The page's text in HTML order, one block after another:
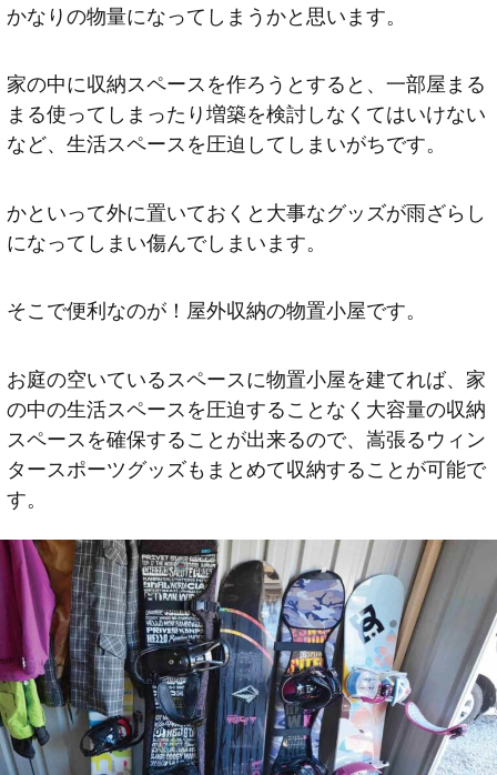
かなりの物量になってしまうかと思います。
家の中に収納スペースを作ろうとすると、一部屋まる
まる使ってしまったり増築を検討しなくてはいけない
など、生活スペースを圧迫してしまいがちです。
かといって外に置いておくと大事なグッズが雨ざらし
になってしまい傷んでしまいます。
そこで便利なのが！屋外収納の物置小屋です。
お庭の空いているスペースに物置小屋を建てれば、家
の中の生活スペースを圧迫することなく大容量の収納
スペースを確保することが出来るので、嵩張るウィン
タースポーツグッズもまとめて収納することが可能で
す。